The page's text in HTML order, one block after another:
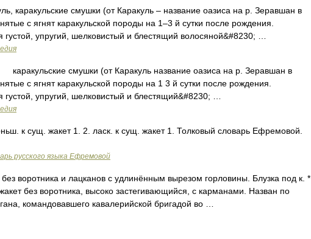
каракульские смушки (от Каракуль ‒ название оазиса на р. Зеравшан в
с ягнят каракульской породы на 1‒3 й сутки после рождения.
упругий, шелковистый и блестящий волосяной&#8230; …
смушки (от Каракуль название оазиса на р. Зеравшан в
с ягнят каракульской породы на 1 3 й сутки после рождения.
упругий, шелковистый и блестящий&#8230; …
к сущ. жакет 1. 2. ласк. к сущ. жакет 1. Толковый словарь Ефремовой.
русского языка Ефремовой
воротника и лацканов с удлинённым вырезом горловины. Блузка под к. *
без воротника, высоко застегивающийся, с карманами. Назван по
командовавшего кавалерийской бригадой во …